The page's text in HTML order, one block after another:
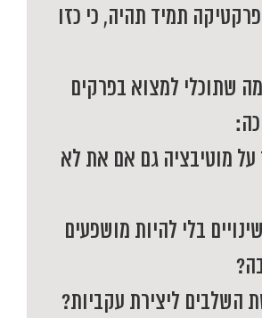
תמיד תהיה, כי כזו
שתוכלי למצוא בפרקים
על מוטיבציה גם אם את לא
בלי להיות מושפעים
השלבים ליצירת עקביות?